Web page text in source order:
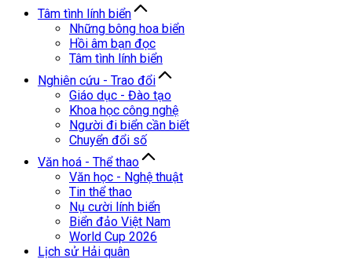
Tâm tình lính biển
Những bông hoa biển
Hồi âm bạn đọc
Tâm tình lính biển
Nghiên cứu - Trao đổi
Giáo dục - Đào tạo
Khoa học công nghệ
Người đi biển cần biết
Chuyển đổi số
Văn hoá - Thể thao
Văn học - Nghệ thuật
Tin thể thao
Nụ cười lính biển
Biển đảo Việt Nam
World Cup 2026
Lịch sử Hải quân